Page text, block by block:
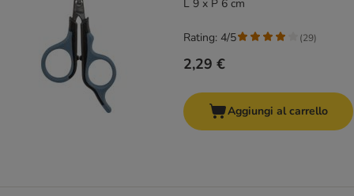
L 9 x P 6 cm
2,29 €
Rating: 4/5 (29)
Aggiungi al carrello